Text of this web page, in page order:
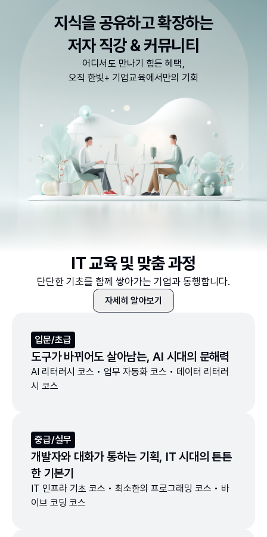
지식을 공유하고 확장하는
저자 직강 & 커뮤니티
어디서도 만나기 힘든 혜택,
오직 한빛+ 기업교육에서만의 기회
IT 교육 및 맞춤 과정
단단한 기초를 함께 쌓아가는 기업과 동행합니다.
자세히 알아보기
입문/초급
도구가 바뀌어도 살아남는, AI 시대의 문해력
AI 리터러시 코스 • 업무 자동화 코스 • 데이터 리터러
시 코스
중급/실무
개발자와 대화가 통하는 기획, IT 시대의 튼튼
한 기본기
IT 인프라 기초 코스 • 최소한의 프로그래밍 코스 • 바
이브 코딩 코스